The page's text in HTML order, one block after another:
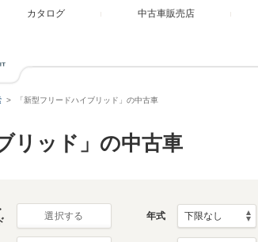
カタログ 中古車販売店
「新型フリードハイブリッド」の中古車
リッド」の中古車
選択する 年式